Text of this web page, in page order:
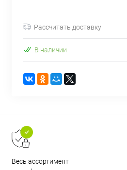
Рассчитать доставку
В наличии
Весь ассортимент